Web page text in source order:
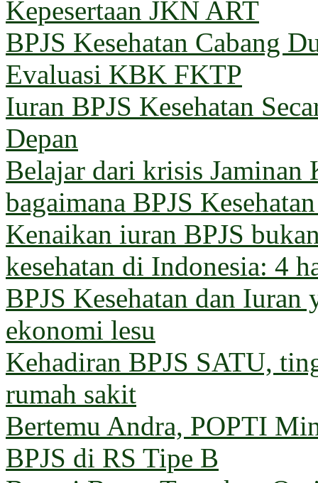
Kepesertaan JKN ART
BPJS Kesehatan Cabang
Evaluasi KBK FKTP
Iuran BPJS Kesehatan
Depan
Belajar dari krisis Jaminan
bagaimana BPJS
Kenaikan iuran BPJS
kesehatan di Indonesia: 4
BPJS Kesehatan dan
ekonomi lesu
Kehadiran BPJS SATU,
rumah sakit
Bertemu Andra, POPTI
BPJS di RS Tipe B